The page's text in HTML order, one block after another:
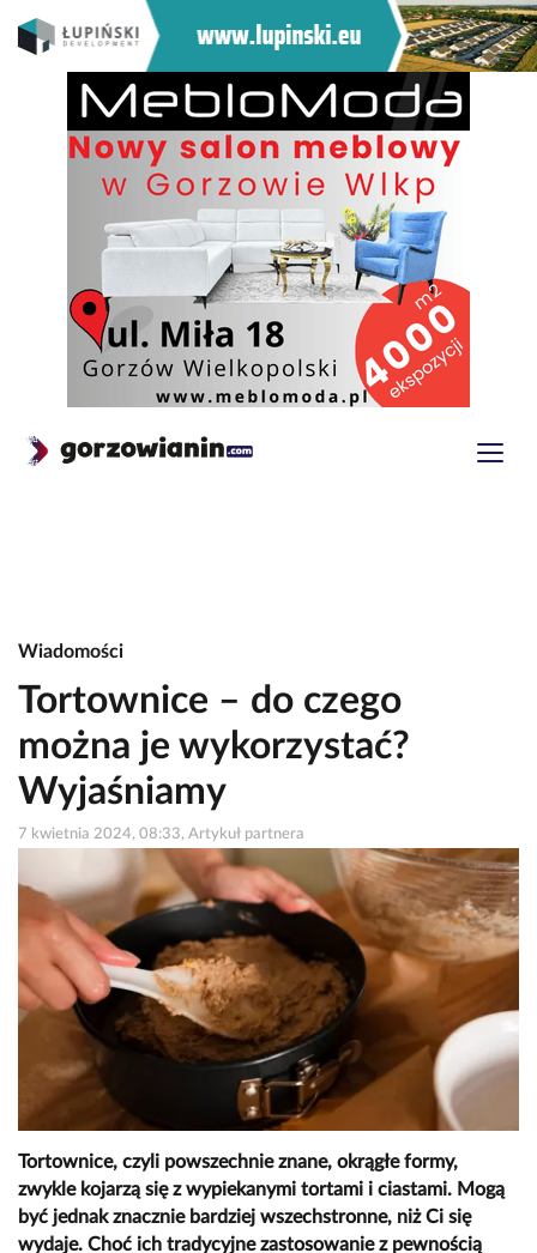
Wiadomości
Tortownice – do czego
można je wykorzystać?
Wyjaśniamy
7 kwietnia 2024, 08:33, Artykuł partnera
Tortownice, czyli powszechnie znane, okrągłe formy,
zwykle kojarzą się z wypiekanymi tortami i ciastami. Mogą
być jednak znacznie bardziej wszechstronne, niż Ci się
wydaje. Choć ich tradycyjne zastosowanie z pewnością